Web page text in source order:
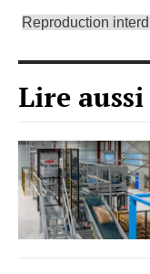
Reproduction
Lire aussi